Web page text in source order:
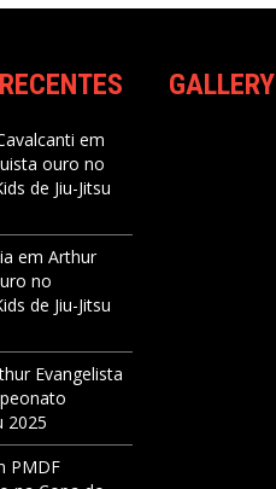
em
ouro no
de Jiu-Jitsu
em Arthur
no
de Jiu-Jitsu
Evangelista
2025
PMDF
GALLERY